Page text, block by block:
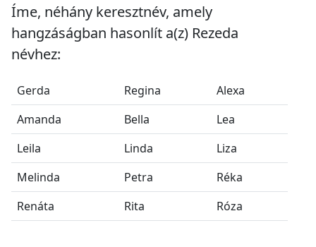
Íme, néhány keresztnév, amely
hangzáságban hasonlít a(z) Rezeda
névhez:
Gerda Regina
Alexa
Amanda
Bella
Lea
Leila
Linda
Liza
Melinda
Petra
Réka
Renáta
Rita Róza